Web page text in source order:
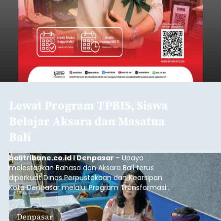
Lewat Program TPBIS, Siswa
Belajar Aksara dan Masatua
Bali
balitribune.co.id I Denpasar – Upaya
melestarikan Bahasa dan Aksara Bali terus
diperkuat Dinas Perpustakaan dan Kearsipan
Kota Denpasar melalui Program Transformasi
Perpustakaan Berbasis Inklusi Sosial (TPBIS).
Tahun ini, sebanyak 63 siswa kelas IV dan V SD
Negeri 17 Dangin Puri mendapat pelatihan
Denpasar